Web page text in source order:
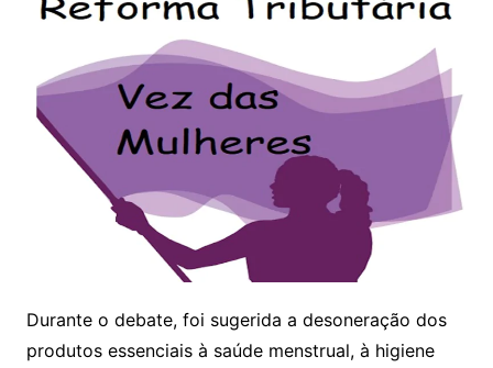
Durante o debate, foi sugerida a desoneração dos
produtos essenciais à saúde menstrual, à higiene